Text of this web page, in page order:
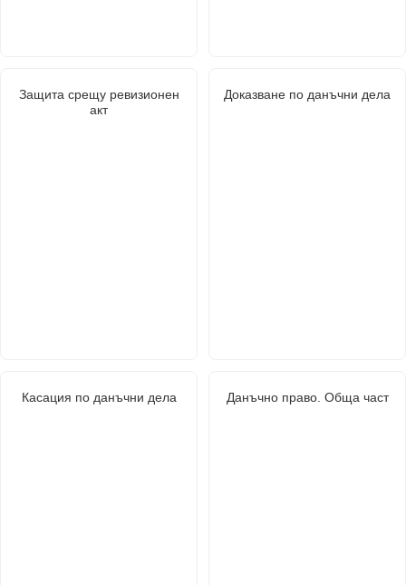
Защита срещу ревизионен
акт
Доказване по данъчни дела
Касация по данъчни дела Данъчно право. Обща част